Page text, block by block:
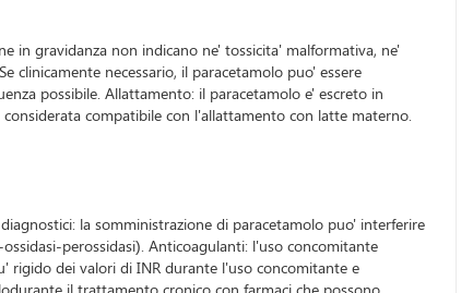
in gravidanza non indicano ne' tossicita' malformativa, ne'
necessario, il paracetamolo puo' essere
possibile. Allattamento: il paracetamolo e' escreto in
compatibile con l'allattamento con latte materno.
la somministrazione di paracetamolo puo' interferire
perossidasi). Anticoagulanti: l'uso concomitante
rigido dei valori di INR durante l'uso concomitante e